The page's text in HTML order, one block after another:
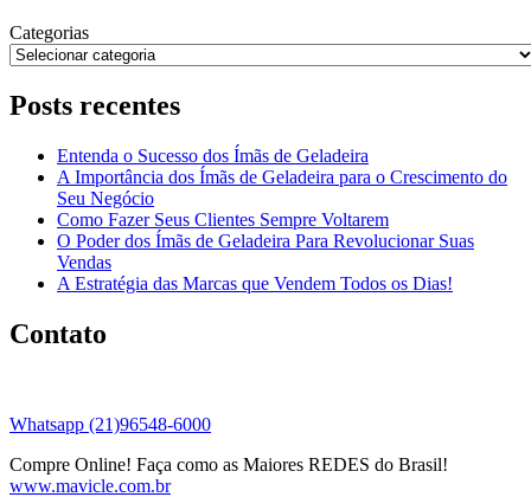
Categorias
Posts recentes
Entenda o Sucesso dos Ímãs de Geladeira
A Importância dos Ímãs de Geladeira para o Crescimento do
Seu Negócio
Como Fazer Seus Clientes Sempre Voltarem
O Poder dos Ímãs de Geladeira Para Revolucionar Suas
Vendas
A Estratégia das Marcas que Vendem Todos os Dias!
Contato
Whatsapp (21)96548-6000
Compre Online! Faça como as Maiores REDES do Brasil!
www.mavicle.com.br